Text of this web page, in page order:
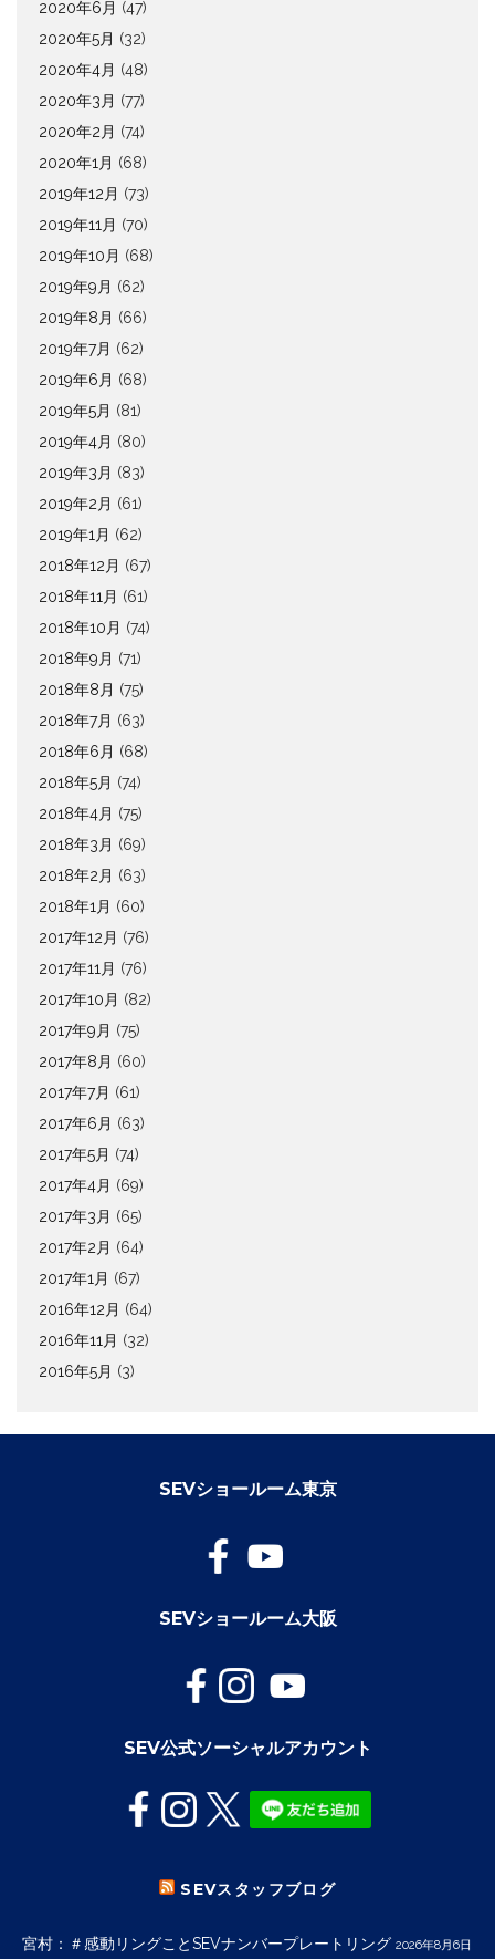
2020年6月 (47)
2020年5月 (32)
2020年4月 (48)
2020年3月 (77)
2020年2月 (74)
2020年1月 (68)
2019年12月 (73)
2019年11月 (70)
2019年10月 (68)
2019年9月 (62)
2019年8月 (66)
2019年7月 (62)
2019年6月 (68)
2019年5月 (81)
2019年4月 (80)
2019年3月 (83)
2019年2月 (61)
2019年1月 (62)
2018年12月 (67)
2018年11月 (61)
2018年10月 (74)
2018年9月 (71)
2018年8月 (75)
2018年7月 (63)
2018年6月 (68)
2018年5月 (74)
2018年4月 (75)
2018年3月 (69)
2018年2月 (63)
2018年1月 (60)
2017年12月 (76)
2017年11月 (76)
2017年10月 (82)
2017年9月 (75)
2017年8月 (60)
2017年7月 (61)
2017年6月 (63)
2017年5月 (74)
2017年4月 (69)
2017年3月 (65)
2017年2月 (64)
2017年1月 (67)
2016年12月 (64)
2016年11月 (32)
2016年5月 (3)
SEVショールーム東京
SEVショールーム大阪
SEV公式ソーシャルアカウント
SEVスタッフブログ
宮村：＃感動リングことSEVナンバープレートリング 2026年8月6日